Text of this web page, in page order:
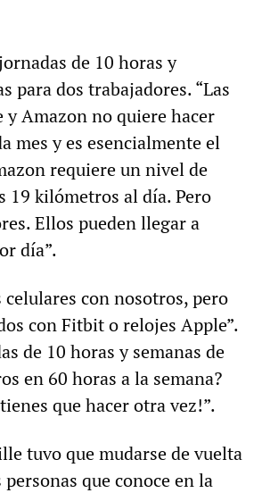
de 10 horas y
para dos trabajadores. “Las
Amazon no quiere hacer
mes y es esencialmente el
requiere un nivel de
19 kilómetros al día. Pero
Ellos pueden llegar a
día”.
con nosotros, pero
con Fitbit o relojes Apple”.
de 10 horas y semanas de
en 60 horas a la semana?
que hacer otra vez!”.
tuvo que mudarse de vuelta
que conoce en la